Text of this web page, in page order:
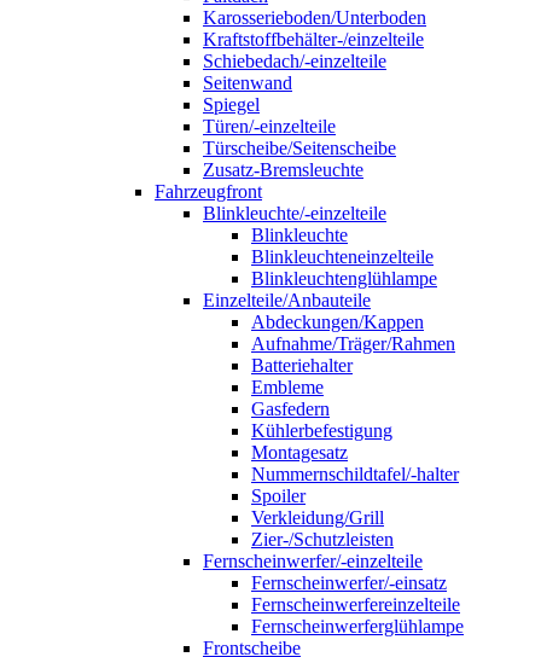
Karosserieboden/Unterboden
Kraftstoffbehälter-/einzelteile
Schiebedach/-einzelteile
Seitenwand
Spiegel
Türen/-einzelteile
Türscheibe/Seitenscheibe
Zusatz-Bremsleuchte
Fahrzeugfront
Blinkleuchte/-einzelteile
Blinkleuchte
Blinkleuchteneinzelteile
Blinkleuchtenglühlampe
Einzelteile/Anbauteile
Abdeckungen/Kappen
Aufnahme/Träger/Rahmen
Batteriehalter
Embleme
Gasfedern
Kühlerbefestigung
Montagesatz
Nummernschildtafel/-halter
Spoiler
Verkleidung/Grill
Zier-/Schutzleisten
Fernscheinwerfer/-einzelteile
Fernscheinwerfer/-einsatz
Fernscheinwerfereinzelteile
Fernscheinwerferglühlampe
Frontscheibe